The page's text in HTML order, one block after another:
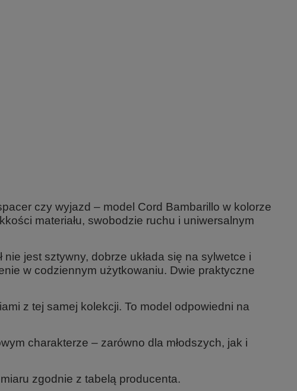
czy wyjazd – model Cord Bambarillo w kolorze
materiału, swobodzie ruchu i uniwersalnym
jest sztywny, dobrze układa się na sylwetce i
w codziennym użytkowaniu. Dwie praktyczne
z tej samej kolekcji. To model odpowiedni na
charakterze – zarówno dla młodszych, jak i
zgodnie z tabelą producenta.